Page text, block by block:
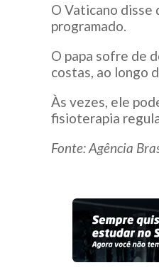
O Vaticano disse
programado.
O papa sofre de
costas, ao longo
Às vezes, ele
fisioterapia
Fonte: Agência